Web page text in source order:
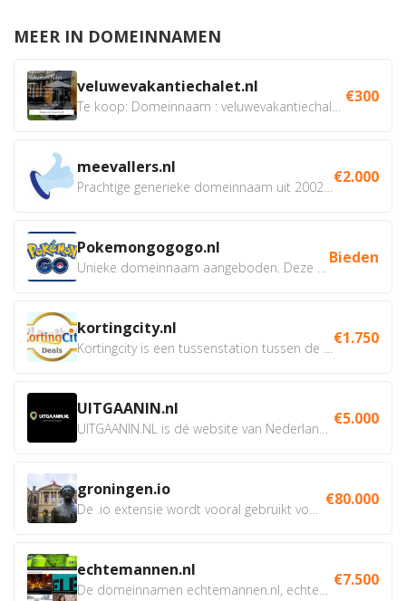
MEER IN DOMEINNAMEN
veluwevakantiechalet.nl €300
meevallers.nl €2.000
Pokemongogogo.nl Bieden
kortingcity.nl €1.750
UITGAANIN.nl €5.000
groningen.io €80.000
echtemannen.nl €7.500